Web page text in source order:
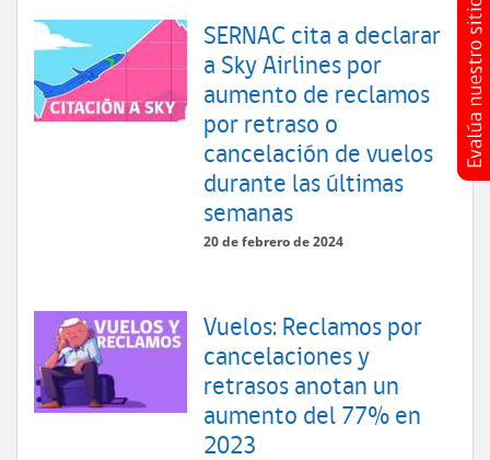
SERNAC cita a declarar
a Sky Airlines por
aumento de reclamos
por retraso o
cancelación de vuelos
durante las últimas
semanas
20 de febrero de 2024
Vuelos: Reclamos por
cancelaciones y
retrasos anotan un
aumento del 77% en
2023